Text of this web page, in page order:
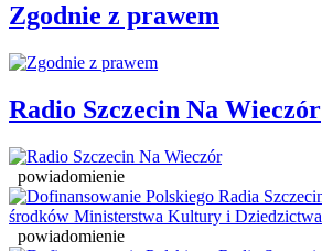
Zgodnie z prawem
Radio Szczecin Na Wieczór
powiadomienie
powiadomienie